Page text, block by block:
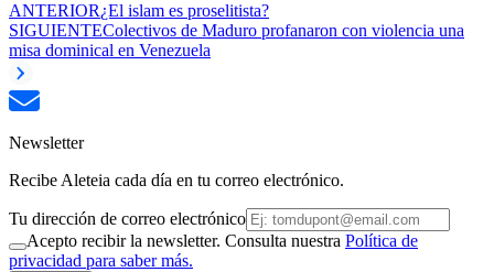
ANTERIOR¿El islam es proselitista?
SIGUIENTEColectivos de Maduro profanaron con violencia una
misa dominical en Venezuela
Newsletter
Recibe Aleteia cada día en tu correo electrónico.
Tu dirección de correo electrónico
Acepto recibir la newsletter. Consulta nuestra Política de
privacidad para saber más.